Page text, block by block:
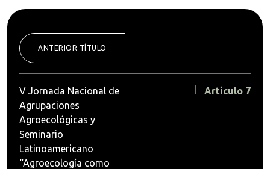
ANTERIOR TÍTULO
V Jornada Nacional de
Agrupaciones
Agroecológicas y
Seminario
Latinoamericano
“Agroecología como
Artículo 7